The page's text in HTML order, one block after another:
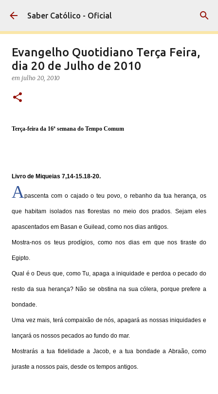
Pular para o conteúdo principal
Saber Católico - Oficial
Evangelho Quotidiano Terça Feira,
dia 20 de Julho de 2010
em julho 20, 2010
Terça-feira da 16ª semana do Tempo Comum
Livro de Miqueias 7,14-15.18-20.
Apascenta com o cajado o teu povo, o rebanho da tua herança, os
que habitam isolados nas florestas no meio dos prados. Sejam eles
apascentados em Basan e Guilead, como nos dias antigos.
Mostra-nos os teus prodígios, como nos dias em que nos tiraste do
Egipto.
Qual é o Deus que, como Tu, apaga a iniquidade e perdoa o pecado do
resto da sua herança? Não se obstina na sua cólera, porque prefere a
bondade.
Uma vez mais, terá compaixão de nós, apagará as nossas iniquidades e
lançará os nossos pecados ao fundo do mar.
Mostrarás a tua fidelidade a Jacob, e a tua bondade a Abraão, como
juraste a nossos pais, desde os tempos antigos.